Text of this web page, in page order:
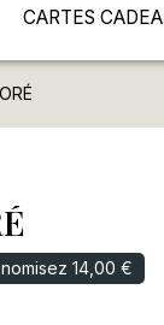
CARTES
14,00 €